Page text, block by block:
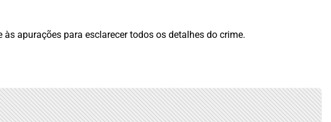
apurações para esclarecer todos os detalhes do crime.